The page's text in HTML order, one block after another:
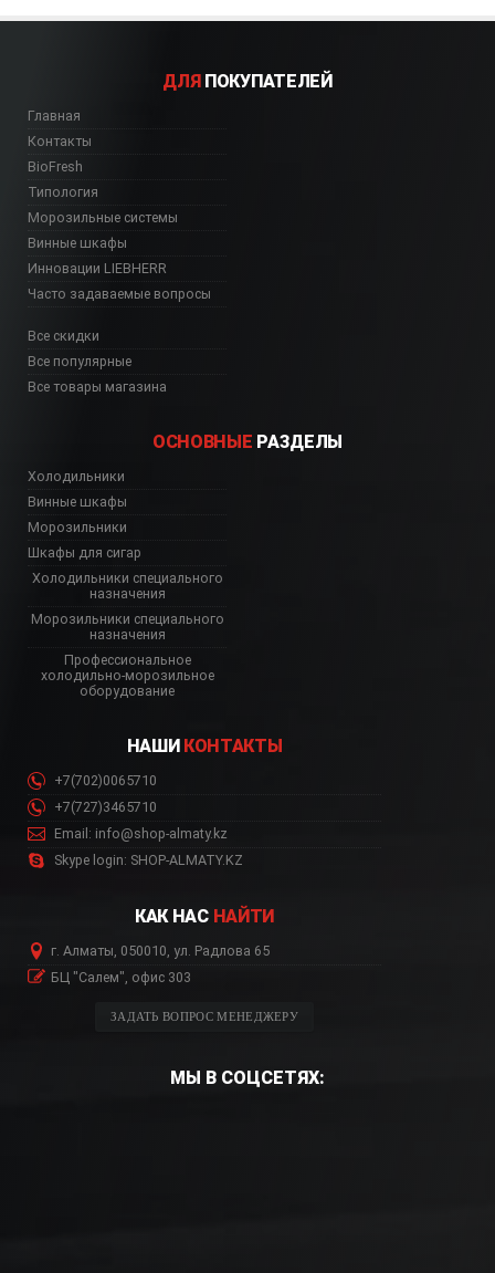
ДЛЯПОКУПАТЕЛЕЙ
Главная
Контакты
BioFresh
Типология
Морозильные системы
Винные шкафы
Инновации LIEBHERR
Часто задаваемые вопросы
Все скидки
Все популярные
Все товары магазина
ОСНОВНЫЕ РАЗДЕЛЫ
Холодильники
Винные шкафы
Морозильники
Шкафы для сигар
Холодильники специального
назначения
Морозильники специального
назначения
Профессиональное
холодильно-морозильное
оборудование
НАШИ КОНТАКТЫ
+7(702)0065710
+7(727)3465710
Email: info@shop-almaty.kz
Skype login: SHOP-ALMATY.KZ
КАК НАС НАЙТИ
г. Алматы, 050010, ул. Радлова 65
БЦ "Салем", офис 303
ЗАДАТЬ ВОПРОС МЕНЕДЖЕРУ
МЫ В СОЦСЕТЯХ: